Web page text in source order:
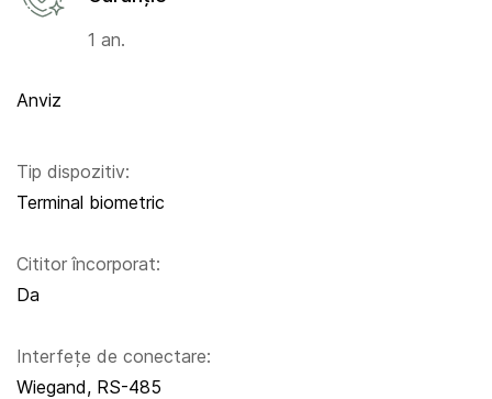
Anviz
Tip dispozitiv:
Terminal biometric
Cititor încorporat:
Da
Interfețe de conectare:
Wiegand, RS-485
1 an.